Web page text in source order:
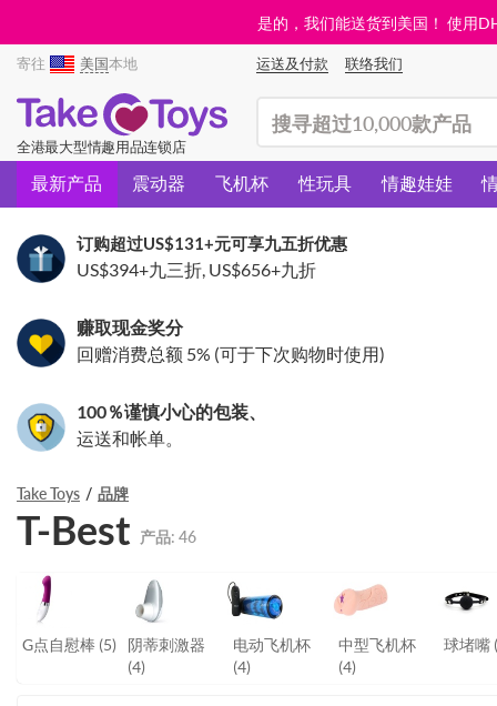
是的，我们能送货到美国！ 使用
寄往 美国本地 运送及付款 联络我们
全港最大型情趣用品连锁店
最新产品 震动器 飞机杯 性玩具 情趣娃娃
订购超过US$131+元可享九五折优惠
US$394+九三折, US$656+九折
赚取现金奖分
回赠消费总额 5% (可于下次购物时使用)
100％谨慎小心的包装、
运送和帐单。
Take Toys 品牌
T-Best 产品: 46
G点自慰棒 (5)
阴蒂刺激器
(4)
电动飞机杯
(4)
中型飞机杯
(4)
球堵嘴